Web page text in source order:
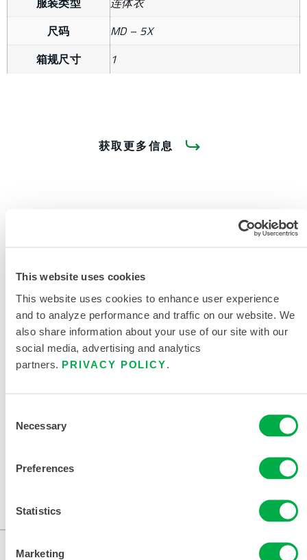
This website uses cookies
This website uses cookies to enhance user experience
and to analyze performance and traffic on our website. We
also share information about your use of our site with our
social media, advertising and analytics
partners. PRIVACY POLICY
Selection
Necessary
Preferences
Statistics
Marketing
尺码
MD – 5X
箱规尺寸
1
获取更多信息
产品资料
7.0 盎司棉质连体工作服
阻燃标准服装尺码
可在以下销售区域购买：加拿大、美国、墨西哥、南美